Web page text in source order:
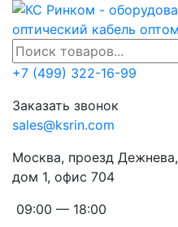
+7 (499) 322-16-99
Заказать звонок
sales@ksrin.com
Москва, проезд Дежнева,
дом 1, офис 704
09:00 — 18:00